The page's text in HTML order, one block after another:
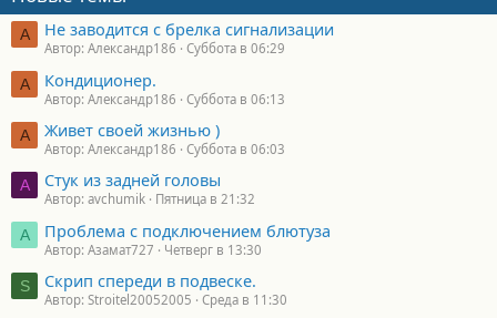
А Не заводится с брелка сигнализации
Автор: Александр186 Суббота в 06:29
А Кондиционер.
Автор: Александр186 Суббота в 06:13
А Живет своей жизнью )
Автор: Александр186 Суббота в 06:03
A Стук из задней головы
Автор: avchumik Пятница в 21:32
А Проблема с подключением блютуза
Автор: Азамат727 Четверг в 13:30
S Скрип спереди в подвеске.
Автор: Stroitel20052005 Среда в 11:30